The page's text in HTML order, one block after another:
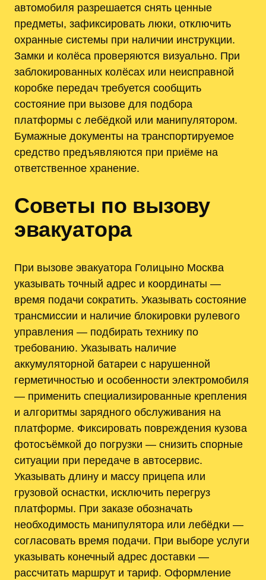
автомобиля разрешается снять ценные
предметы, зафиксировать люки, отключить
охранные системы при наличии инструкции.
Замки и колёса проверяются визуально. При
заблокированных колёсах или неисправной
коробке передач требуется сообщить
состояние при вызове для подбора
платформы с лебёдкой или манипулятором.
Бумажные документы на транспортируемое
средство предъявляются при приёме на
ответственное хранение.
Советы по вызову
эвакуатора
При вызове эвакуатора Голицыно Москва
указывать точный адрес и координаты —
время подачи сократить. Указывать состояние
трансмиссии и наличие блокировки рулевого
управления — подбирать технику по
требованию. Указывать наличие
аккумуляторной батареи с нарушенной
герметичностью и особенности электромобиля
— применить специализированные крепления
и алгоритмы зарядного обслуживания на
платформе. Фиксировать повреждения кузова
фотосъёмкой до погрузки — снизить спорные
ситуации при передаче в автосервис.
Указывать длину и массу прицепа или
грузовой оснастки, исключить перегруз
платформы. При заказе обозначать
необходимость манипулятора или лебёдки —
согласовать время подачи. При выборе услуги
указывать конечный адрес доставки —
рассчитать маршрут и тариф. Оформление